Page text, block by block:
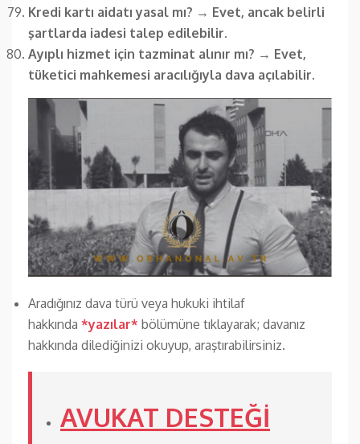
Kredi kartı aidatı yasal mı? → Evet, ancak belirli
şartlarda iadesi talep edilebilir.
Ayıplı hizmet için tazminat alınır mı? → Evet,
tüketici mahkemesi aracılığıyla dava açılabilir.
Aradığınız dava türü veya hukuki ihtilaf
hakkında *yazılar* bölümüne tıklayarak; davanız
hakkında dilediğinizi okuyup, araştırabilirsiniz.
AVUKAT DESTEĞİ